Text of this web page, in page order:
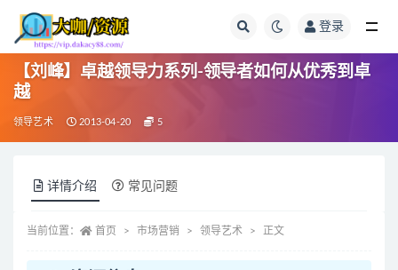
登录
【刘峰】卓越领导力系列-领导者如何从优秀到卓
越
领导艺术 2013-04-20 5
详情介绍 常见问题
当前位置： 首页 市场营销 领导艺术 正文
全部